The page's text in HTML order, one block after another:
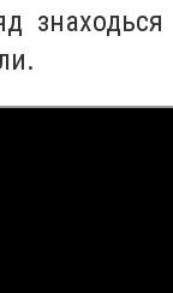
знаходься